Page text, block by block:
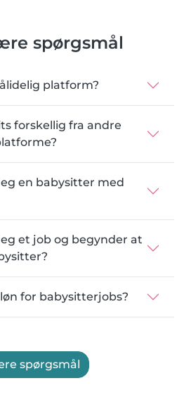
spørgsmål
platform?
forskellig fra andre
en babysitter med
et job og begynder at
for babysitterjobs?
spørgsmål